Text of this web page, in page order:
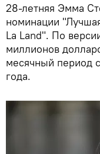
28-летняя Эмма
номинации
La Land". По
миллионов
месячный период
года.